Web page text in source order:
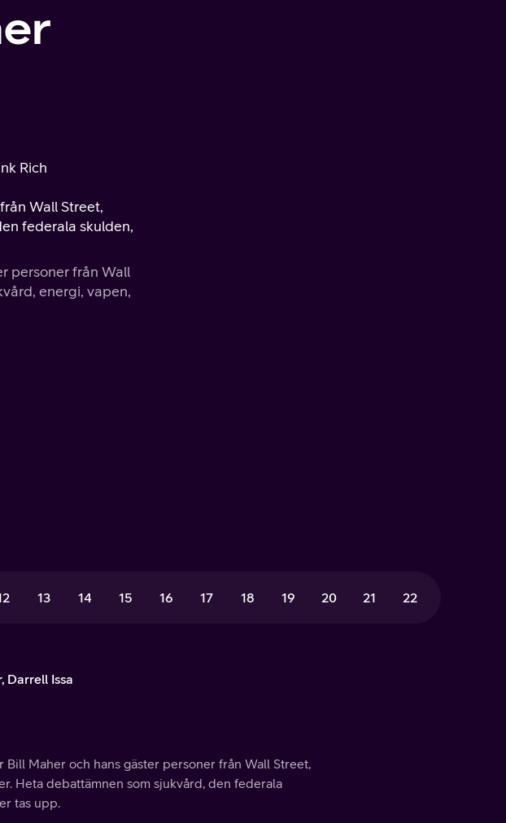
Rich
Wall Street,
federala skulden,
personer från Wall
energi, vapen,
13 14 15 16 17 18 19 20 21 22
Darrell Issa
Maher och hans gäster personer från Wall Street,
Heta debattämnen som sjukvård, den federala
tas upp.